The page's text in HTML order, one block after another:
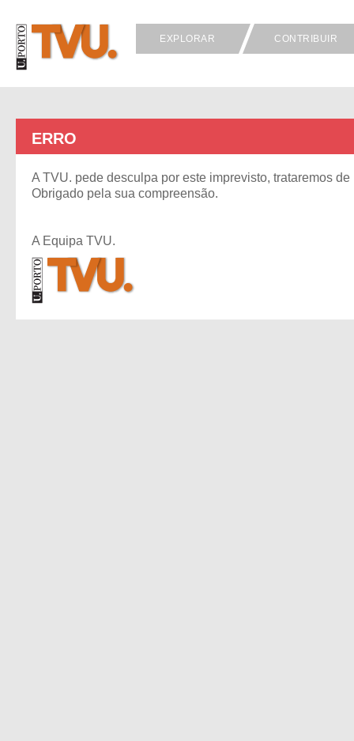
EXPLORAR CONTRIBUIR
ERRO
A TVU. pede desculpa por este imprevisto, trataremos
Obrigado pela sua compreensão.
A Equipa TVU.